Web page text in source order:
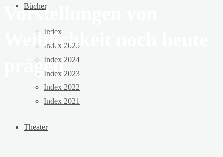
Bücher
Index
Index 2025
Index 2024
Index 2023
Index 2022
Index 2021
Theater
Vorstellungen von
Weiblichkeit noch heute
prägen